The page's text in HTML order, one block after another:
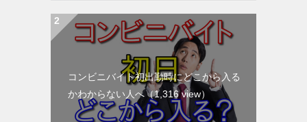
コンビニバイト初出勤時にどこから入る
かわからない人へ（1,316 view）